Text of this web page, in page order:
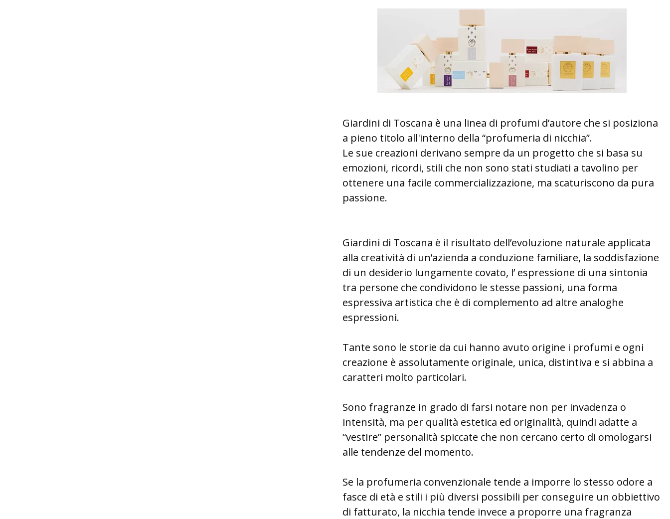
Giardini di Toscana è una linea di profumi d’autore che si posiziona
a pieno titolo all'interno della “profumeria di nicchia”.
Le sue creazioni derivano sempre da un progetto che si basa su
emozioni, ricordi, stili che non sono stati studiati a tavolino per
ottenere una facile commercializzazione, ma scaturiscono da pura
passione.
Giardini di Toscana è il risultato dell’evoluzione naturale applicata
alla creatività di un’azienda a conduzione familiare, la soddisfazione
di un desiderio lungamente covato, l’ espressione di una sintonia
tra persone che condividono le stesse passioni, una forma
espressiva artistica che è di complemento ad altre analoghe
espressioni.
Tante sono le storie da cui hanno avuto origine i profumi e ogni
creazione è assolutamente originale, unica, distintiva e si abbina a
caratteri molto particolari.
Sono fragranze in grado di farsi notare non per invadenza o
intensità, ma per qualità estetica ed originalità, quindi adatte a
“vestire” personalità spiccate che non cercano certo di omologarsi
alle tendenze del momento.
Se la profumeria convenzionale tende a imporre lo stesso odore a
fasce di età e stili i più diversi possibili per conseguire un obbiettivo
di fatturato, la nicchia tende invece a proporre una fragranza